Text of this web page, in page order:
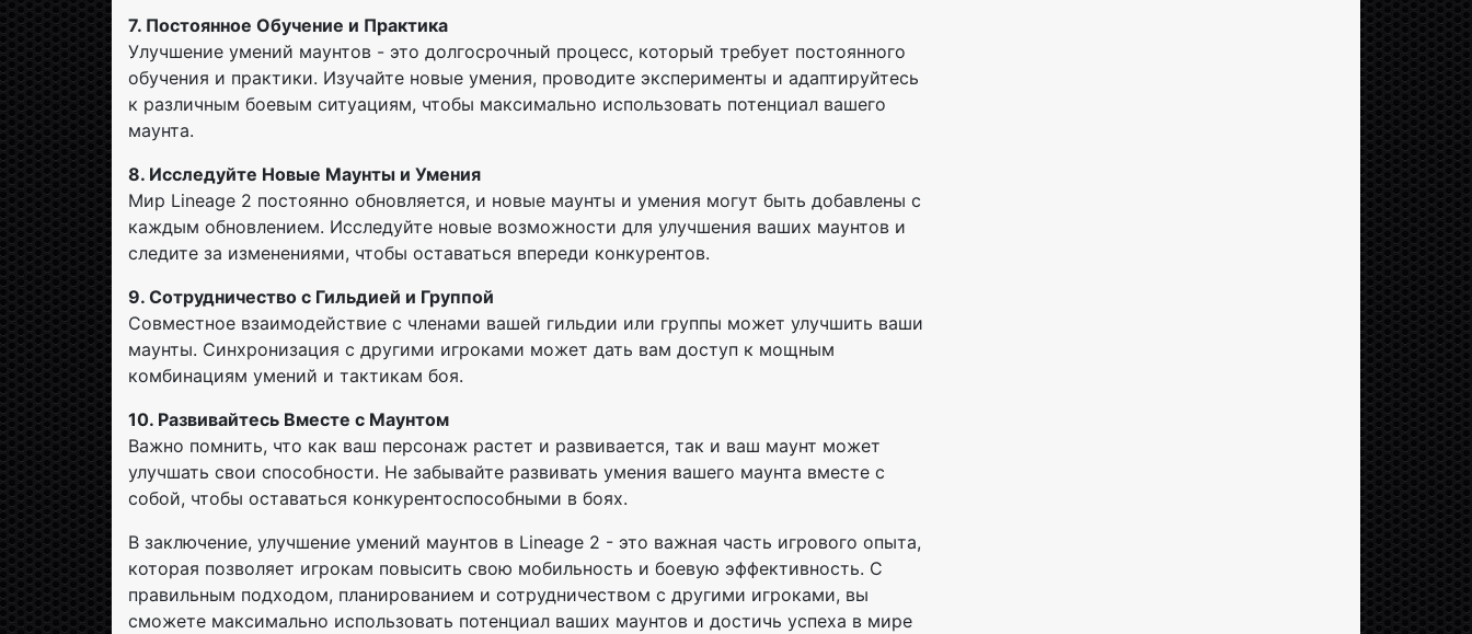
7. Постоянное Обучение и Практика
Улучшение умений маунтов - это долгосрочный процесс, который требует постоянного
обучения и практики. Изучайте новые умения, проводите эксперименты и адаптируйтесь
к различным боевым ситуациям, чтобы максимально использовать потенциал вашего
маунта.
8. Исследуйте Новые Маунты и Умения
Мир Lineage 2 постоянно обновляется, и новые маунты и умения могут быть добавлены с
каждым обновлением. Исследуйте новые возможности для улучшения ваших маунтов и
следите за изменениями, чтобы оставаться впереди конкурентов.
9. Сотрудничество с Гильдией и Группой
Совместное взаимодействие с членами вашей гильдии или группы может улучшить ваши
маунты. Синхронизация с другими игроками может дать вам доступ к мощным
комбинациям умений и тактикам боя.
10. Развивайтесь Вместе с Маунтом
Важно помнить, что как ваш персонаж растет и развивается, так и ваш маунт может
улучшать свои способности. Не забывайте развивать умения вашего маунта вместе с
собой, чтобы оставаться конкурентоспособными в боях.
В заключение, улучшение умений маунтов в Lineage 2 - это важная часть игрового опыта,
которая позволяет игрокам повысить свою мобильность и боевую эффективность. С
правильным подходом, планированием и сотрудничеством с другими игроками, вы
сможете максимально использовать потенциал ваших маунтов и достичь успеха в мире